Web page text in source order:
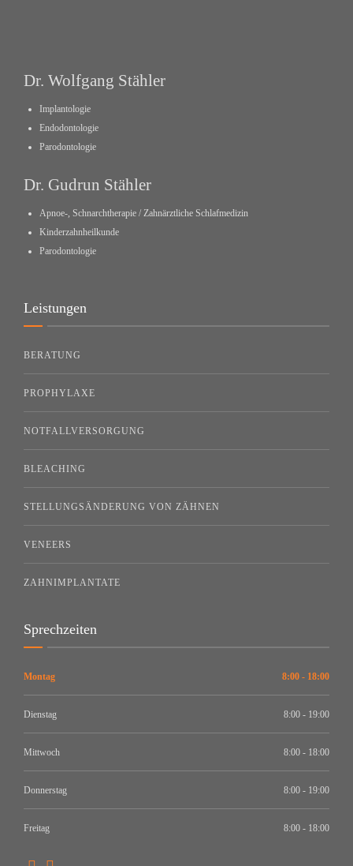
Dr. Wolfgang Stähler
Implantologie
Endodontologie
Parodontologie
Dr. Gudrun Stähler
Apnoe-, Schnarchtherapie / Zahnärztliche Schlafmedizin
Kinderzahnheilkunde
Parodontologie
Leistungen
BERATUNG
PROPHYLAXE
NOTFALLVERSORGUNG
BLEACHING
STELLUNGSÄNDERUNG VON ZÄHNEN
VENEERS
ZAHNIMPLANTATE
Sprechzeiten
Montag 8:00 - 18:00
Dienstag 8:00 - 19:00
Mittwoch 8:00 - 18:00
Donnerstag 8:00 - 19:00
Freitag 8:00 - 18:00